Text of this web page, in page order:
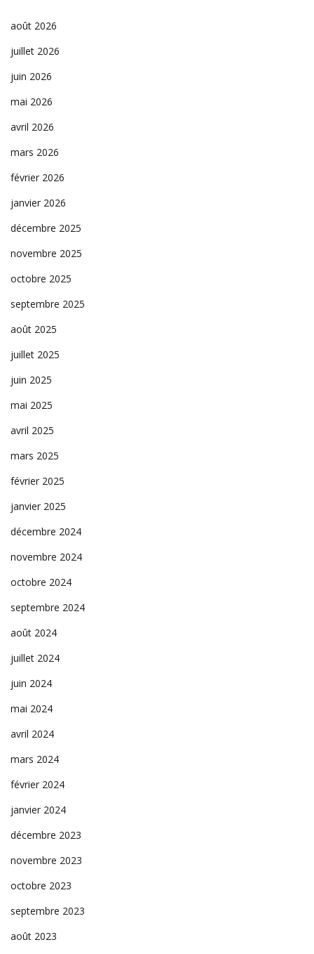
août 2026
juillet 2026
juin 2026
mai 2026
avril 2026
mars 2026
février 2026
janvier 2026
décembre 2025
novembre 2025
octobre 2025
septembre 2025
août 2025
juillet 2025
juin 2025
mai 2025
avril 2025
mars 2025
février 2025
janvier 2025
décembre 2024
novembre 2024
octobre 2024
septembre 2024
août 2024
juillet 2024
juin 2024
mai 2024
avril 2024
mars 2024
février 2024
janvier 2024
décembre 2023
novembre 2023
octobre 2023
septembre 2023
août 2023